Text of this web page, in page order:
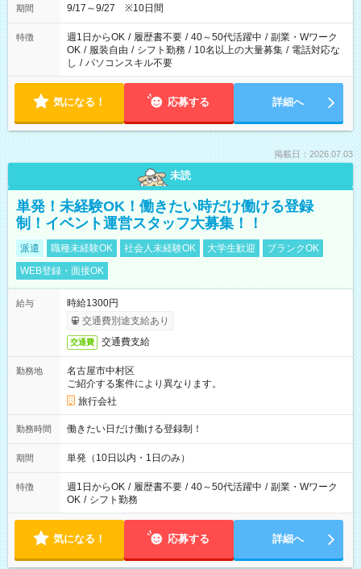
安全面に配慮しこまめな休憩があります。
期間 9/17～9/27 ※10日間
特徴 週1日からOK / 履歴書不要 / 40～50代活躍中 / 副業・Wワーク
OK / 服装自由 / シフト勤務 / 10名以上の大量募集 / 電話対応な
し / パソコンスキル不要
気になる！ 応募する 詳細へ
掲載日：2026.07.03
未読
単発！未経験OK！働きたい時だけ働ける登録
制！イベント運営スタッフ大募集！！
派遣 職種未経験OK 社会人未経験OK 大学生歓迎
ブランクOK
WEB登録・面接OK
給与
時給1300円
交通費別途支給あり
交通費 交通費支給
勤務地
名古屋市中村区
ご紹介する案件により異なります。
旅行会社
勤務時間 働きたい日だけ働ける登録制！
期間 単発（10日以内・1日のみ）
特徴 週1日からOK / 履歴書不要 / 40～50代活躍中 / 副業・Wワーク
OK / シフト勤務
気になる！ 応募する 詳細へ